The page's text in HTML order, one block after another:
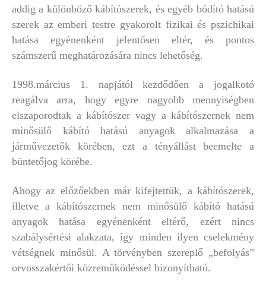
addig a különböző kábítószerek, és egyéb bódító hatású
szerek az emberi testre gyakorolt fizikai és pszichikai
hatása egyénenként jelentősen eltér, és pontos
számszerű meghatározására nincs lehetőség.
1998.március 1. napjától kezdődően a jogalkotó
reagálva arra, hogy egyre nagyobb mennyiségben
elszaporodtak a kábítószer vagy a kábítószernek nem
minősülő kábító hatású anyagok alkalmazása a
járművezetők körében, ezt a tényállást beemelte a
büntetőjog körébe.
Ahogy az előzőekben már kifejtettük, a kábítószerek,
illetve a kábítószernek nem minősülő kábító hatású
anyagok hatása egyénenként eltérő, ezért nincs
szabálysértési alakzata, így minden ilyen cselekmény
vétségnek minősül. A törvényben szereplő „befolyás”
orvosszakértői közreműködéssel bizonyítható.